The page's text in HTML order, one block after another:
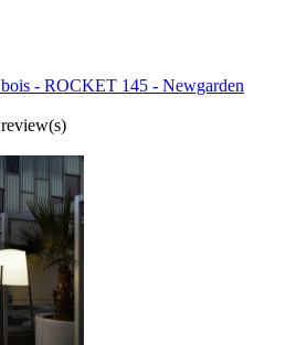
- ROCKET 145 - Newgarden
review(s)